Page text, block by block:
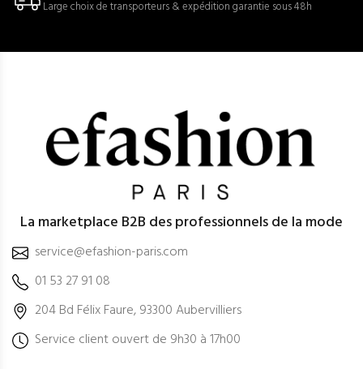
Large choix de transporteurs & expédition garantie sous 48h
La marketplace B2B des professionnels de la mode
service@efashion-paris.com
01 53 27 91 08
204 Bd Félix Faure, 93300 Aubervilliers
Service client ouvert de 9h30 à 17h00